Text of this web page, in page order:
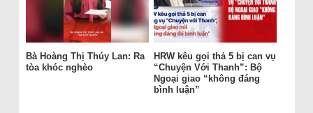
Bà Hoàng Thị Thúy Lan: Ra
tòa khóc nghèo
HRW kêu gọi thả 5 bị can vụ
“Chuyện Với Thanh”: Bộ
Ngoại giao “không đáng
bình luận”